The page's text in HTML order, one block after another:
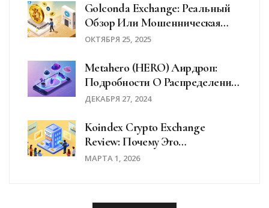
Golconda Exchange: Реальный
Обзор Или Мошенническая
Схема?
ОКТЯБРЯ 25, 2025
Metahero (HERO) Аирдроп:
Подробности О Распределении
Токенов И Как Участвовать
ДЕКАБРЯ 27, 2024
Koindex Crypto Exchange
Review: Почему Это
Мошенничество И Что Делать,
МАРТА 1, 2026